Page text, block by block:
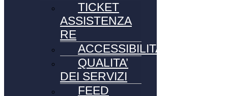
TICKET
ASSISTENZA
RE
ACCESSIBILITA’
QUALITA’
DEI SERVIZI
FEED